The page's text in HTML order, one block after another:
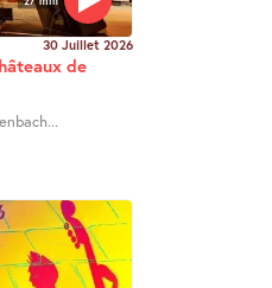
30 Juillet 2026
de